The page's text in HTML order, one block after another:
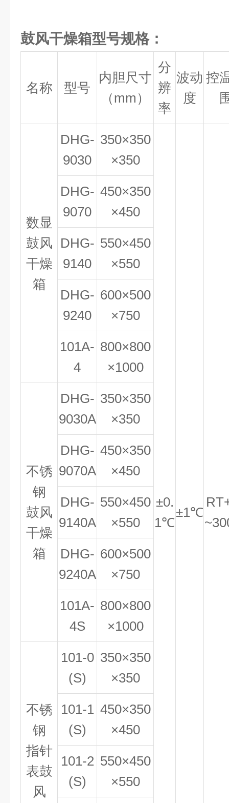
鼓风干燥箱型号规格：
名称 型号
内胆尺寸
（mm）
分
辨
率
波动
度
控
数显
鼓风
干燥
箱
DHG-
9030
350×350
×350
±0.
1℃
±1℃
DHG-
9070
450×350
×450
DHG-
9140
550×450
×550
DHG-
9240
600×500
×750
101A-
4
800×800
×1000
不锈
钢
鼓风
干燥
箱
DHG-
9030A
350×350
×350
DHG-
9070A
450×350
×450
DHG-
9140A
550×450
×550
DHG-
9240A
600×500
×750
101A-
4S
800×800
×1000
不锈
钢
指针
表鼓
风
101-0
(S)
350×350
×350
101-1
(S)
450×350
×450
101-2
(S)
550×450
×550